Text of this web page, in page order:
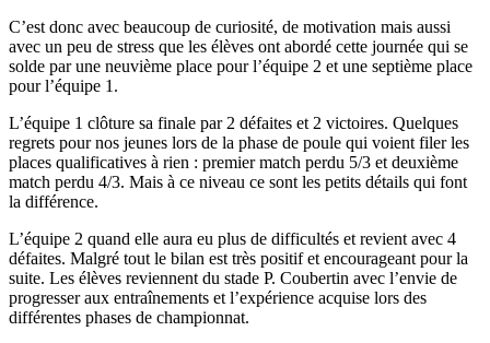
C’est donc avec beaucoup de curiosité, de motivation mais aussi
avec un peu de stress que les élèves ont abordé cette journée qui se
solde par une neuvième place pour l’équipe 2 et une septième place
pour l’équipe 1.
L’équipe 1 clôture sa finale par 2 défaites et 2 victoires. Quelques
regrets pour nos jeunes lors de la phase de poule qui voient filer les
places qualificatives à rien : premier match perdu 5/3 et deuxième
match perdu 4/3. Mais à ce niveau ce sont les petits détails qui font
la différence.
L’équipe 2 quand elle aura eu plus de difficultés et revient avec 4
défaites. Malgré tout le bilan est très positif et encourageant pour la
suite. Les élèves reviennent du stade P. Coubertin avec l’envie de
progresser aux entraînements et l’expérience acquise lors des
différentes phases de championnat.